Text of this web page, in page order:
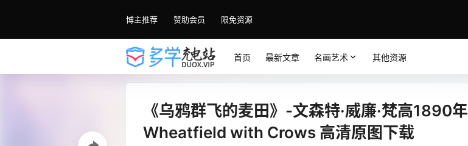
博主推荐 赞助会员 限免资源
首页 最新文章 名画艺术 其他资源
《乌鸦群飞的麦田》-文森特·威廉·梵高1890年
Wheatfield with Crows 高清原图下载